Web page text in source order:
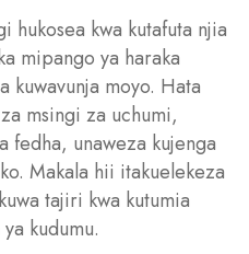
hukosea kwa kutafuta njia
mipango ya haraka
kuwavunja moyo. Hata
msingi za uchumi,
fedha, unaweza kujenga
Makala hii itakuelekeza
tajiri kwa kutumia
kudumu.